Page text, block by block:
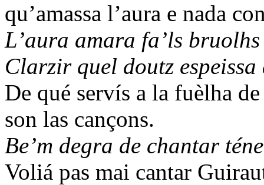
qu’amassa l’aura e nada
L’aura amara fa’ls
Clarzir quel doutz
De qué servís a la fuèlha
son las cançons.
Be’m degra de chantar
Voliá pas mai cantar